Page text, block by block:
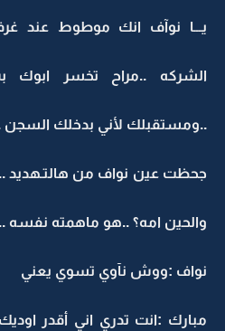
يـــا نوآف انك موطوط عند
الشركه ..مراح تخسر
..ومستقبلك لأني بدخلك السجن
جحظت عين نواف من هالتـهديد
والحين امه؟ ..هو ماهمته نفسه
نواف :ووش نآوي تسوي يعني
مبارك :انت تدري اني أقدر